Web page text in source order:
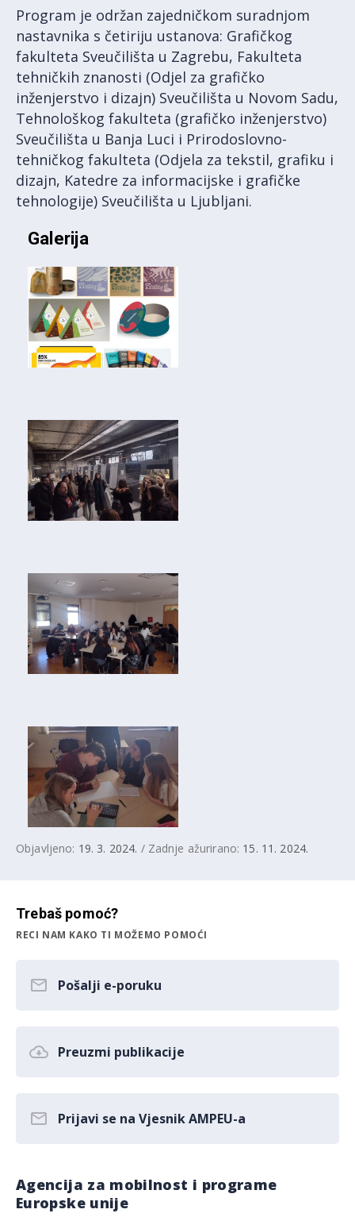
Program je održan zajedničkom suradnjom
nastavnika s četiriju ustanova: Grafičkog
fakulteta Sveučilišta u Zagrebu, Fakulteta
tehničkih znanosti (Odjel za grafičko
inženjerstvo i dizajn) Sveučilišta u Novom Sadu,
Tehnološkog fakulteta (grafičko inženjerstvo)
Sveučilišta u Banja Luci i Prirodoslovno-
tehničkog fakulteta (Odjela za tekstil, grafiku i
dizajn, Katedre za informacijske i grafičke
tehnologije) Sveučilišta u Ljubljani.
Galerija
Objavljeno: 19. 3. 2024. / Zadnje ažurirano: 15. 11. 2024.
Trebaš pomoć?
RECI NAM KAKO TI MOŽEMO POMOĆI
Pošalji e-poruku
Preuzmi publikacije
Prijavi se na Vjesnik AMPEU-a
Agencija za mobilnost i programe
Europske unije